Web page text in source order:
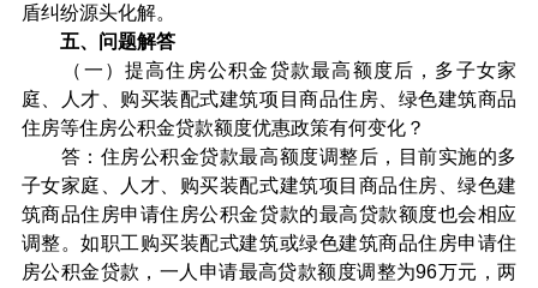
盾纠纷源头化解。
五、问题解答
（一）提高住房公积金贷款最高额度后，多子女家
庭、人才、购买装配式建筑项目商品住房、绿色建筑商品
住房等住房公积金贷款额度优惠政策有何变化？
答：住房公积金贷款最高额度调整后，目前实施的多
子女家庭、人才、购买装配式建筑项目商品住房、绿色建
筑商品住房申请住房公积金贷款的最高贷款额度也会相应
调整。如职工购买装配式建筑或绿色建筑商品住房申请住
房公积金贷款，一人申请最高贷款额度调整为96万元，两